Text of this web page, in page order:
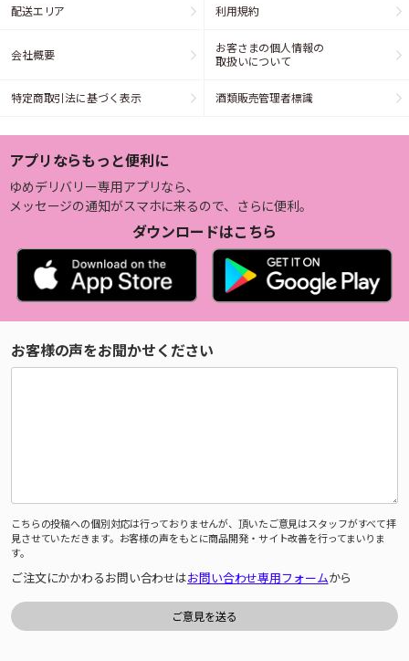
配送エリア 利用規約
会社概要
お客さまの個人情報の
取扱いについて
特定商取引法に基づく表示 酒類販売管理者標識
アプリならもっと便利に
ゆめデリバリー専用アプリなら、
メッセージの通知がスマホに来るので、さらに便利。
ダウンロードはこちら
お客様の声をお聞かせください
こちらの投稿への個別対応は行っておりませんが、頂いたご意見はスタッフがすべて拝
見させていただきます。お客様の声をもとに商品開発・サイト改善を行ってまいりま
す。
ご注文にかかわるお問い合わせはお問い合わせ専用フォームから